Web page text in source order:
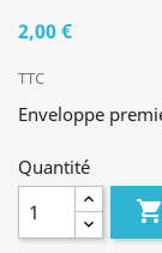
2,00 €
TTC
Enveloppe
Quantité
